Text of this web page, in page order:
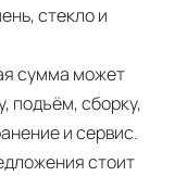
стекло и
сумма может
подъём, сборку,
и сервис.
стоит